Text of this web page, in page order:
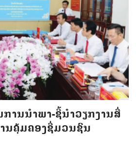
ານນຳພາ-ຊີ້ນຳວຽກງານສື່
ນຄຸ້ມຄອງຊື່ມວນຊົນ